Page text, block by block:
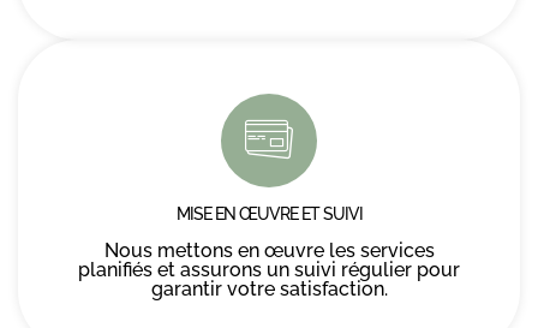
MISE EN ŒUVRE ET SUIVI
Nous mettons en œuvre les services
planifiés et assurons un suivi régulier pour
garantir votre satisfaction.